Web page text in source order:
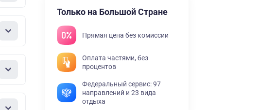
Только на Большой Стране
Прямая цена без комиссии
Оплата частями, без
процентов
Федеральный сервис: 97
направлений и 23 вида
отдыха